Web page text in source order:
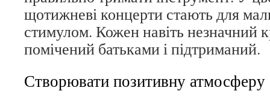
щотижневі концерти стають для
стимулом. Кожен навіть незначний
помічений батьками і підтриманий.
Створювати позитивну атмосферу